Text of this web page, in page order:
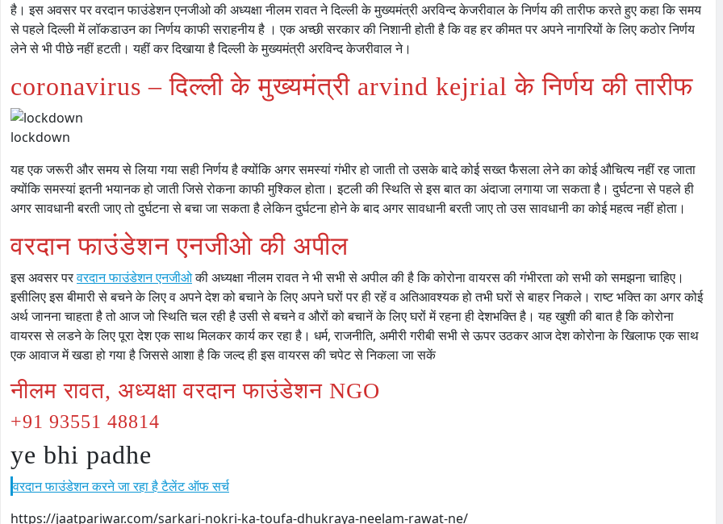
है। इस अवसर पर वरदान फाउंडेशन एनजीओ की अध्यक्षा नीलम रावत ने दिल्ली के मुख्यमंत्री अरविन्द केजरीवाल के निर्णय की तारीफ करते हुए कहा कि समय
से पहले दिल्ली में लॉकडाउन का निर्णय काफी सराहनीय है । एक अच्छी सरकार की निशानी होती है कि वह हर कीमत पर अपने नागरियों के लिए कठोर निर्णय
लेने से भी पीछे नहीं हटती। यहीं कर दिखाया है दिल्ली के मुख्यमंत्री अरविन्द केजरीवाल ने।
coronavirus – दिल्ली के मुख्यमंत्री arvind kejrial के निर्णय की तारीफ
lockdown
यह एक जरूरी और समय से लिया गया सही निर्णय है क्योंकि अगर समस्यां गंभीर हो जाती तो उसके बादे कोई सख्त फैसला लेने का कोई औचित्य नहीं रह जाता
क्योंकि समस्यां इतनी भयानक हो जाती जिसे रोकना काफी मुश्किल होता। इटली की स्थिति से इस बात का अंदाजा लगाया जा सकता है। दुर्घटना से पहले ही
अगर सावधानी बरती जाए तो दुर्घटना से बचा जा सकता है लेकिन दुर्घटना होने के बाद अगर सावधानी बरती जाए तो उस सावधानी का कोई महत्व नहीं होता।
वरदान फाउंडेशन एनजीओ की अपील
इस अवसर परवरदान फाउंडेशन एनजीओकी अध्यक्षा नीलम रावत ने भी सभी से अपील की है कि कोरोना वायरस की गंभीरता को सभी को समझना चाहिए।
इसीलिए इस बीमारी से बचने के लिए व अपने देश को बचाने के लिए अपने घरों पर ही रहें व अतिआवश्यक हो तभी घरों से बाहर निकले। राष्ट भक्ति का अगर कोई
अर्थ जानना चाहता है तो आज जो स्थिति चल रही है उसी से बचने व औरों को बचानें के लिए घरों में रहना ही देशभक्ति है। यह खुशी की बात है कि कोरोना
वायरस से लडने के लिए पूरा देश एक साथ मिलकर कार्य कर रहा है। धर्म, राजनीति, अमीरी गरीबी सभी से ऊपर उठकर आज देश कोरोना के खिलाफ एक साथ
एक आवाज में खडा हो गया है जिससे आशा है कि जल्द ही इस वायरस की चपेट से निकला जा सकें
नीलम रावत, अध्यक्षा वरदान फाउंडेशन NGO
+91 93551 48814
ye bhi padhe
वरदान फाउंडेशन करने जा रहा है टैलेंट ऑफ सर्च
https://jaatpariwar.com/sarkari-nokri-ka-toufa-dhukraya-neelam-rawat-ne/